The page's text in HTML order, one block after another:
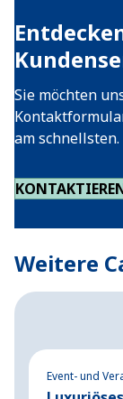
Sie möchten
am schnellsten.
Weitere
Event- und